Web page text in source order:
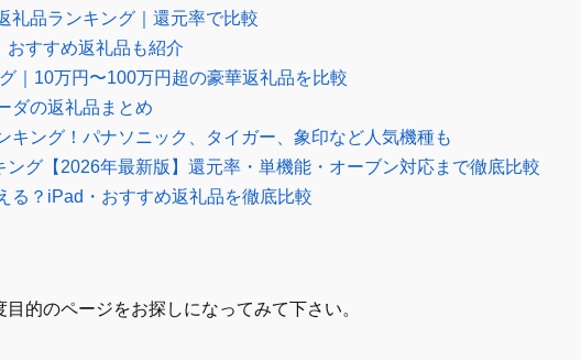
礼品ランキング｜還元率で比較
すすめ返礼品も紹介
｜10万円〜100万円超の豪華返礼品を比較
ダの返礼品まとめ
キング！パナソニック、タイガー、象印など人気機種も
グ【2026年最新版】還元率・単機能・オーブン対応まで徹底比較
る？iPad・おすすめ返礼品を徹底比較
的のページをお探しになってみて下さい。